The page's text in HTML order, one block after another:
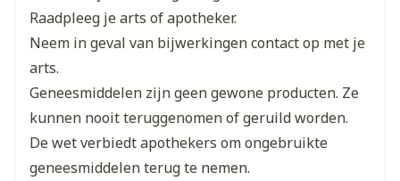
Lengte 65 mm
Diepte 15 mm
Hoeveelheid
Verpakking
4
Raadpleeg je arts of apotheker.
Neem in geval van bijwerkingen contact op met je
arts.
Geneesmiddelen zijn geen gewone producten. Ze
kunnen nooit teruggenomen of geruild worden.
De wet verbiedt apothekers om ongebruikte
geneesmiddelen terug te nemen.